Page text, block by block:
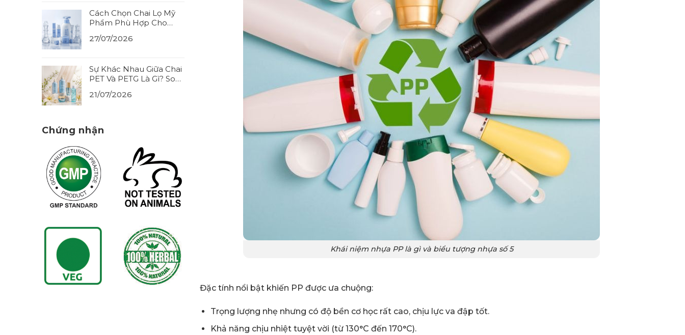
Cách Chọn Chai Lọ Mỹ
Phẩm Phù Hợp Cho
(2026)
27/07/2026
Sự Khác Nhau Giữa Chai
PET Và PETG Là Gì? So
(2026)
21/07/2026
Chứng nhận
Khái niệm nhựa PP là gì và biểu tượng nhựa số 5
Đặc tính nổi bật khiến PP được ưa chuộng:
Trọng lượng nhẹ nhưng có độ bền cơ học rất cao, chịu lực va đập tốt.
Khả năng chịu nhiệt tuyệt vời (từ 130°C đến 170°C).